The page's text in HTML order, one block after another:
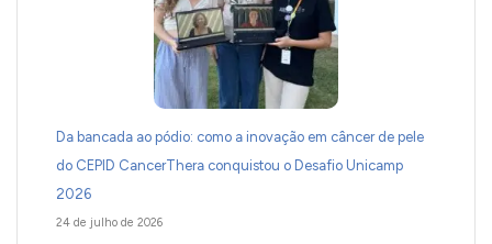
Da bancada ao pódio: como a inovação em câncer de pele
do CEPID CancerThera conquistou o Desafio Unicamp
2026
24 de julho de 2026